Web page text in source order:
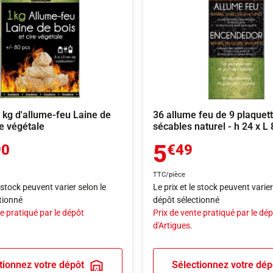
kg d'allume-feu Laine de
végétale
peuvent varier selon le
pratiqué par le dépôt
votre dépôt
36 allume feu de 9
sécables naturel - h 24 x L
5€49
TTC/pièce
Le prix et le stock peuvent
dépôt sélectionné
Prix de vente pratiqué par le
d'Artigues.
Sélectionnez votre